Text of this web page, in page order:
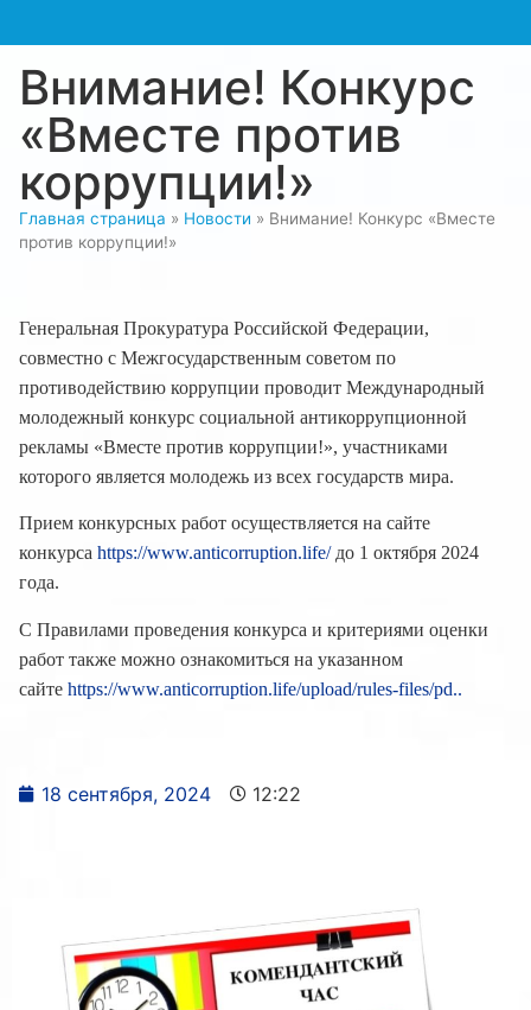
Внимание! Конкурс
«Вместе против
коррупции!»
Главная страница » Новости » Внимание! Конкурс «Вместе
против коррупции!»
Генеральная Прокуратура Российской Федерации,
совместно с Межгосударственным советом по
противодействию коррупции проводит Международный
молодежный конкурс социальной антикоррупционной
рекламы «Вместе против коррупции!», участниками
которого является молодежь из всех государств мира.
Прием конкурсных работ осуществляется на сайте
конкурса https://www.anticorruption.life/до 1 октября 2024
года.
С Правилами проведения конкурса и критериями оценки
работ также можно ознакомиться на указанном
сайте https://www.anticorruption.life/upload/rules-files/pd..
18 сентября, 2024 12:22